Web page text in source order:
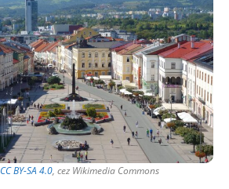
CC BY-SA 4.0, cez Wikimedia Commons